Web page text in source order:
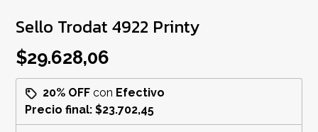
Sello Trodat 4922 Printy
$29.628,06
20% OFF con Efectivo
Precio final:$23.702,45